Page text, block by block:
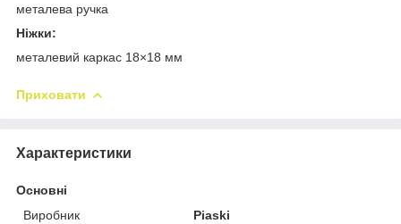
металева ручка
Ніжки:
металевий каркас 18×18 мм
Приховати
Характеристики
Основні
Виробник
Piaski